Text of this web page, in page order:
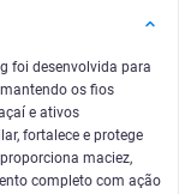
foi desenvolvida para
os fios
e ativos
fortalece e protege
maciez,
completo com ação